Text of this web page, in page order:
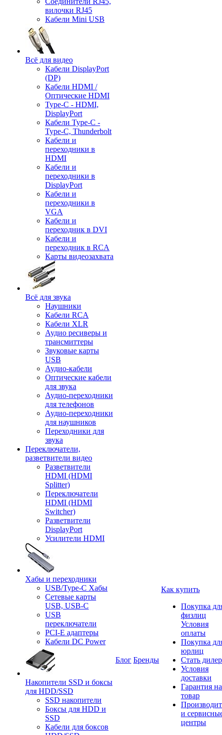
вилочки RJ45
Кабели Mini USB
Всё для видео
Кабели DisplayPort
(DP)
Кабели HDMI /
Оптические HDMI
Type-C - HDMI,
DisplayPort
Кабели Type-C -
Type-C, Thunderbolt
Кабели и
переходники в
HDMI
Кабели и
переходники в
DisplayPort
Кабели и
переходники в
VGA
Кабели и
переходник в DVI
Кабели и
переходник в RCA
Карты видеозахвата
Всё для звука
Наушники
Кабели RCA
Кабели XLR
Аудио ресиверы и
трансмиттеры
Звуковые карты
USB
Аудио-кабели
Оптические кабели
для звука
Аудио-переходники
для телефонов
Аудио-переходники
для наушников
Переходники для
звука
Переключатели,
разветвители видео
Разветвители
HDMI (HDMI
Splitter)
Переключатели
HDMI (HDMI
Switcher)
Разветвители
DisplayPort
Усилители HDMI
Хабы и переходники
USB/Type-C Хабы
Сетевые карты
USB, USB-C
USB
переключатели
PCI-E адаптеры
Кабели DC Power
Накопители SSD и боксы
для HDD/SSD
SSD накопители
Боксы для HDD и
SSD
Кабели для боксов
Блог Бренды
Как купить
Покупка
физлиц
Условия
оплаты
Покупка
юрлиц
Стать
Условия
доставки
Гарантия на
товар
и
центры